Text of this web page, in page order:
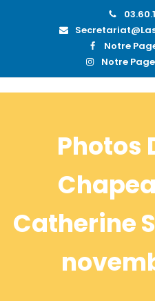
Notre
Notre
Photos
Catherine